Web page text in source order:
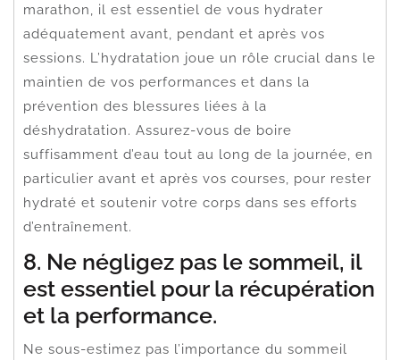
marathon, il est essentiel de vous hydrater
adéquatement avant, pendant et après vos
sessions. L’hydratation joue un rôle crucial dans le
maintien de vos performances et dans la
prévention des blessures liées à la
déshydratation. Assurez-vous de boire
suffisamment d’eau tout au long de la journée, en
particulier avant et après vos courses, pour rester
hydraté et soutenir votre corps dans ses efforts
d’entraînement.
8. Ne négligez pas le sommeil, il
est essentiel pour la récupération
et la performance.
Ne sous-estimez pas l’importance du sommeil